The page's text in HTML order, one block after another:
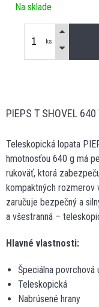
Na sklade
ks
PIEPS T SHOVEL 640
Teleskopická lopata
hmotnosťou 640 g má
rukoväť, ktorá
kompaktných rozmerov
zaručuje bezpečný a
a všestranná –
Hlavné vlastnosti:
Špeciálna povrchová
Teleskopická
Nabrúsené hrany